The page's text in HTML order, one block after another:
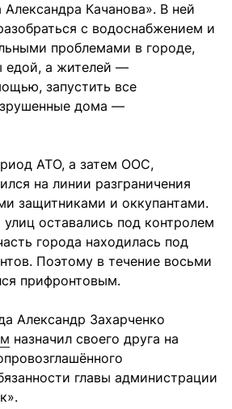
Качанова». В ней
с водоснабжением и
проблемами в городе,
едой, а жителей —
запустить все
дома —
АТО, а затем ООС,
на линии разграничения
защитниками и оккупантами.
оставались под контролем
города находилась под
Поэтому в течение восьми
прифронтовым.
Александр Захарченко
назначил своего друга на
главы администрации